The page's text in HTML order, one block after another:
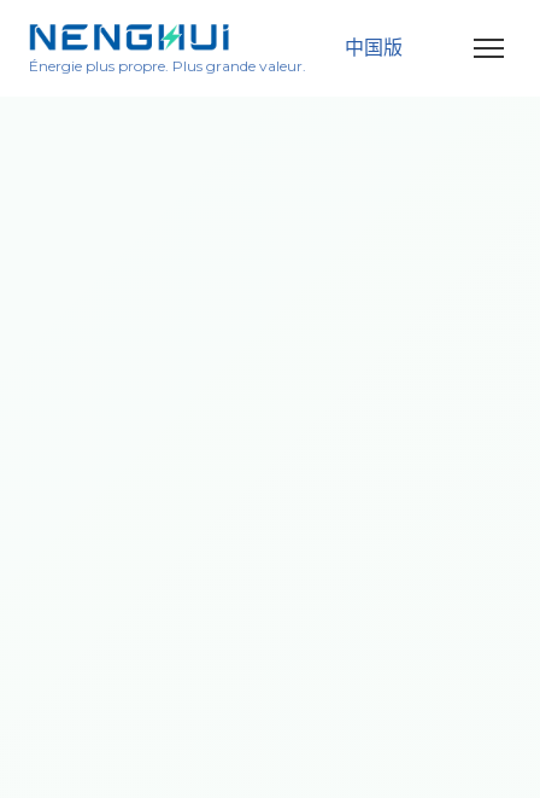
Énergie plus propre. Plus grande valeur.
中国版